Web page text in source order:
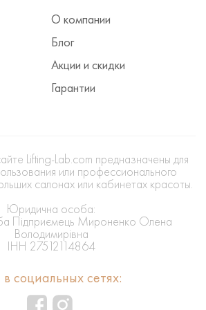
О компании
Блог
Акции и скидки
Гарантии
социальных сетях:
Lifting-Lab.com предназначены для
или профессионального
салонах или кабинетах красоты.
Юридична особа:
Підприємець Мироненко Олена
Володимирівна
ІНН 27512114864